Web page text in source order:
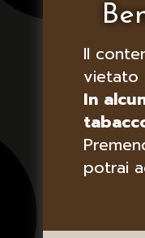
Il
vietato
In
potrai